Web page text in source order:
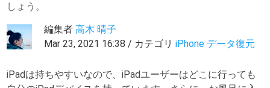
しょう。
編集者高木 晴子
Mar 23, 2021 16:38 / カテゴリiPhone データ復元
iPadは持ちやすいなので、iPadユーザーはどこに行っても